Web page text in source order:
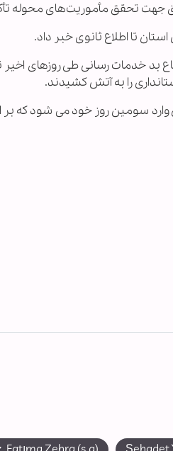
جهت تحقق مأموریت‌های محوله
تا اطلاع ثانوی خبر داد.
بد خدمات رسانی طی روزهای
را به آتش کشیدند.